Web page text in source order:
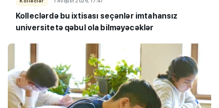
Kolleclərdə bu ixtisası seçənlər imtahansız
universitetə qəbul ola bilməyəcəklər